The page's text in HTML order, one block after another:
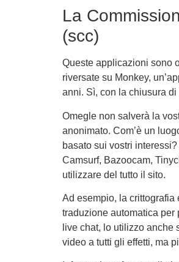
La
(scc)
Queste applicazioni sono
riversate su Monkey,
anni. Sì, con la chiusura
Omegle non salverà la
anonimato. Com’è un
basato sui vostri
Camsurf, Bazoocam,
utilizzare del tutto il sito.
Ad esempio, la crittografia
traduzione automatica per
live chat, lo utilizzo
video a tutti gli effetti, ma